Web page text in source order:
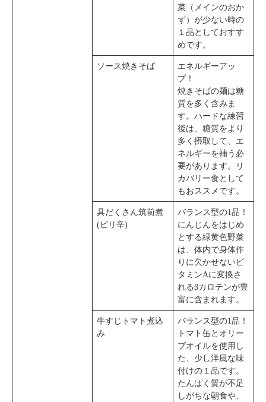
菜（メインのおか
ず）が少ない時の
１品としておすす
めです。
ソース焼きそば
エネルギーアッ
プ！
焼きそばの麺は糖
質を多く含みま
す。ハードな練習
後は、糖質をより
多く摂取して、エ
ネルギーを補う必
要があります。リ
カバリー食として
もおススメです。
具だくさん筑前煮
(ピリ辛)
バランス型の1品！
にんじんをはじめ
とする緑黄色野菜
は、体内で身体作
りに欠かせないビ
タミンAに変換さ
れるβカロテンが豊
富に含まれます。
牛すじトマト煮込
み
バランス型の1品！
トマト缶とオリー
ブオイルを使用し
た、少し洋風な味
付けの１品です。
たんぱく質が不足
しがちな朝食や、